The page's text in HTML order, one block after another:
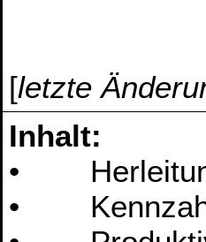
[letzte
Inhalt:
• Herleitung
•